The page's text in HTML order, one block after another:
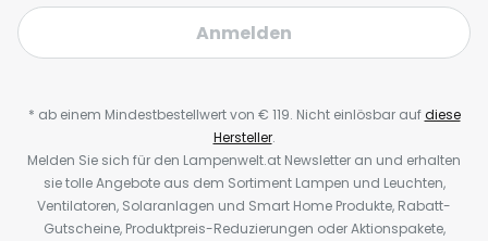
Anmelden
* ab einem Mindestbestellwert von € 119. Nicht einlösbar aufdiese
Hersteller.
Melden Sie sich für den Lampenwelt.at Newsletter an und erhalten
sie tolle Angebote aus dem Sortiment Lampen und Leuchten,
Ventilatoren, Solaranlagen und Smart Home Produkte, Rabatt-
Gutscheine, Produktpreis-Reduzierungen oder Aktionspakete,